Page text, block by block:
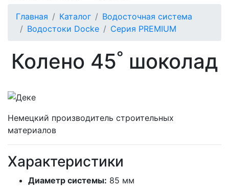
Главная Каталог
Водосточная система
Водостоки Docke
Серия PREMIUM
Колено 45˚ шоколад
Немецкий производитель строительных
материалов
Характеристики
Диаметр системы: 85 мм